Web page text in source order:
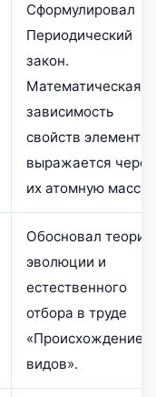
Сформулировал
Периодический
закон.
Математическая
зависимость
свойств элементов
выражается через
их атомную массу.
Обосновал теорию
эволюции и
естественного
отбора в труде
«Происхождение
видов».